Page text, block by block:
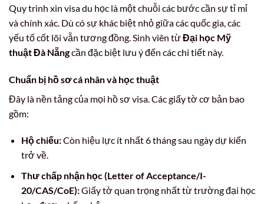
Quy trình xin visa du học là một chuỗi các bước cần sự tỉ mỉ
và chính xác. Dù có sự khác biệt nhỏ giữa các quốc gia, các
yếu tố cốt lõi vẫn tương đồng. Sinh viên từĐại học Mỹ
thuật Đà Nẵngcần đặc biệt lưu ý đến các chi tiết này.
Chuẩn bị hồ sơ cá nhân và học thuật
Đây là nền tảng của mọi hồ sơ visa. Các giấy tờ cơ bản bao
gồm:
Hộ chiếu:Còn hiệu lực ít nhất 6 tháng sau ngày dự kiến
trở về.
Thư chấp nhận học (Letter of Acceptance/I-
20/CAS/CoE):Giấy tờ quan trọng nhất từ trường đại học